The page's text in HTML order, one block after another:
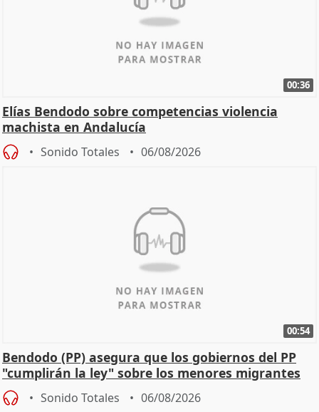
00:36
Elías Bendodo sobre competencias violencia
machista en Andalucía
Sonido Totales 06/08/2026
00:54
Bendodo (PP) asegura que los gobiernos del PP
"cumplirán la ley" sobre los menores migrantes
Sonido Totales 06/08/2026